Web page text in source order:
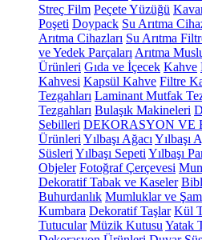
Streç Film Peçete Yüzüğü
Poşeti Doypack Su Arıtma
Arıtma Cihazları Su Arıtma
ve Yedek Parçaları Arıtma
Ürünleri Gıda ve İçecek Kahve
Kahvesi Kapsül Kahve Filtre
Tezgahları Laminant Mutfak
Tezgahları Bulaşık Makineleri
Sebilleri DEKORASYON VE
Ürünleri Yılbaşı Ağacı Yılbaşı
Süsleri Yılbaşı Sepeti Yılbaşı
Objeler Fotoğraf Çerçevesi
Dekoratif Tabak ve Kaseler
Buhurdanlık Mumluklar ve
Kumbara Dekoratif Taşlar Kül
Tutucular Müzik Kutusu Yatak